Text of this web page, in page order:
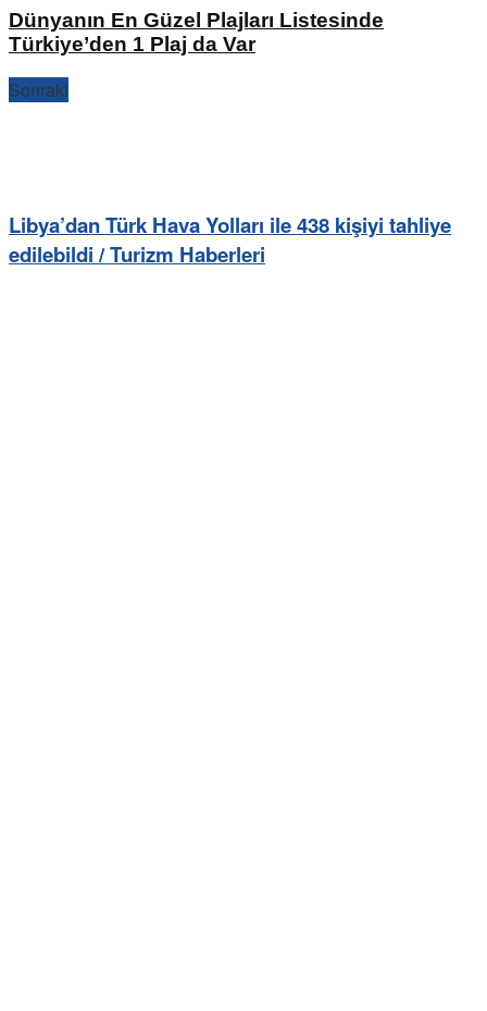
Dünyanın En Güzel Plajları Listesinde
Türkiye’den 1 Plaj da Var
Sonraki
Libya’dan Türk Hava Yolları ile 438 kişiyi tahliye
edilebildi / Turizm Haberleri